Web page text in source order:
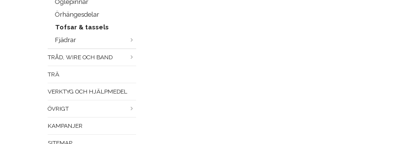
Öglepinnar
Örhängesdelar
Tofsar & tassels
Fjädrar
TRÅD, WIRE OCH BAND
TRÄ
VERKTYG OCH HJÄLPMEDEL
ÖVRIGT
KAMPANJER